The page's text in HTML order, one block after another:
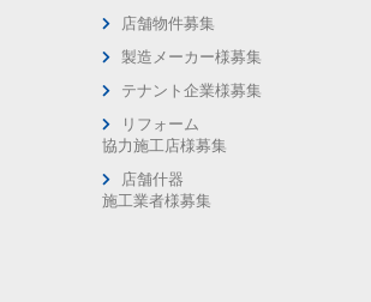
店舗物件募集
製造メーカー様募集
テナント企業様募集
リフォーム
協力施工店様募集
店舗什器
施工業者様募集